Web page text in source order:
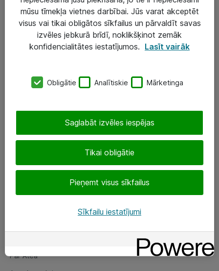
IT infrastruktūra
Darba vietu IT risinājumi
Serveri un datu centri
SIA „ATEA”
eShop@atea.lv
Sekojiet mums
Par Atea
Par Atea
mūsu tīmekļa vietnes darbībai. Jūs varat akceptēt
visus vai tikai obligātos sīkfailus un pārvaldīt savas
izvēles jebkurā brīdī, noklikšķinot zemāk
konfidencialitātes iestatījumos. Lasīt vairāk
Obligātie Analītiskie Mārketinga
Tikai obligātie
Pieņemt visus sīkfailus
Saglabāt izvēles iespējas
Sīkfailu iestatījumi